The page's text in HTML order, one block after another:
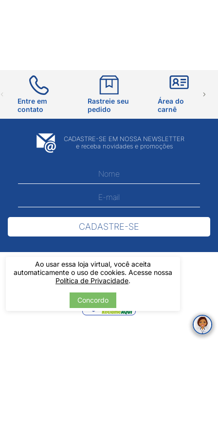
Ao usar essa loja virtual, você aceita
automaticamente o uso de cookies. Acesse nossa
Política de Privacidade.
Concordo
Entre em
contato
Rastreie seu
pedido
Área do
carnê
CADASTRE-SE EM NOSSA NEWSLETTER
e receba novidades e promoções
CADASTRE-SE
Verificada